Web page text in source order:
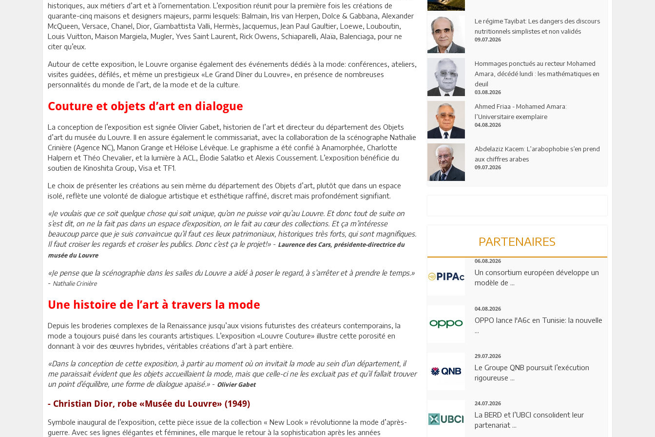
historiques, aux métiers d’art et à l’ornementation. L’exposition réunit pour la première fois les créations de
quarante-cinq maisons et designers majeurs, parmi lesquels: Balmain, Iris van Herpen, Dolce & Gabbana, Alexander
McQueen, Versace, Chanel, Dior, Giambattista Valli, Hermès, Jacquemus, Jean Paul Gaultier, Loewe, Louboutin,
Louis Vuitton, Maison Margiela, Mugler, Yves Saint Laurent, Rick Owens, Schiaparelli, Alaïa, Balenciaga, pour ne
citer qu’eux.
Autour de cette exposition, le Louvre organise également des événements dédiés à la mode: conférences, ateliers,
visites guidées, défilés, et même un prestigieux «Le Grand Dîner du Louvre», en présence de nombreuses
personnalités du monde de l’art, de la mode et de la culture.
Couture et objets d’art en dialogue
La conception de l’exposition est signée Olivier Gabet, historien de l’art et directeur du département des Objets
d’art du musée du Louvre. Il en assure également le commissariat, avec la collaboration de la scénographe Nathalie
Crinière (Agence NC), Manon Grange et Héloïse Lévêque. Le graphisme a été confié à Anamorphée, Charlotte
Halpern et Théo Chevalier, et la lumière à ACL, Élodie Salatko et Alexis Coussement. L’exposition bénéficie du
soutien de Kinoshita Group, Visa et TF1.
Le choix de présenter les créations au sein même du département des Objets d’art, plutôt que dans un espace
isolé, reflète une volonté de dialogue artistique et esthétique raffiné, discret mais profondément signifiant.
«Je voulais que ce soit quelque chose qui soit unique, qu’on ne puisse voir qu’au Louvre. Et donc tout de suite on
s’est dit, on ne la fait pas dans un espace d’exposition, on le fait au cœur des collections. Et ça m’intéresse
beaucoup parce que je suis convaincue qu’il faut ces lieux patrimoniaux, historiques très forts, qui sont magnifiques.
Il faut croiser les regards et croiser les publics. Donc c’est ça le projet!» - Laurence des Cars, présidente-directrice du
musée du Louvre
«Je pense que la scénographie dans les salles du Louvre a aidé à poser le regard, à s’arrêter et à prendre le temps.»
- Nathalie Crinière
Une histoire de l’art à travers la mode
Depuis les broderies complexes de la Renaissance jusqu’aux visions futuristes des créateurs contemporains, la
mode a toujours puisé dans les courants artistiques. L’exposition «Louvre Couture» illustre cette porosité en
donnant à voir des œuvres hybrides, véritables créations d’art à part entière.
«Dans la conception de cette exposition, à partir au moment où on invitait la mode au sein d’un département, il
me paraissait évident que les objets accueillaient la mode, mais que celle-ci ne les excluait pas et qu’il fallait trouver
un point d’équilibre, une forme de dialogue apaisé.» - Olivier Gabet
- Christian Dior, robe «Musée du Louvre» (1949)
Symbole inaugural de l’exposition, cette pièce issue de la collection « New Look » révolutionne la mode d’après-
guerre. Avec ses lignes élégantes et féminines, elle marque le retour à la sophistication après les années
Le régime Tayibat: Les dangers des discours
nutritionnels simplistes et non validés
09.07.2026
Hommages ponctués au recteur Mohamed
Amara, décédé lundi : les mathématiques en
deuil
03.08.2026
Ahmed Friaa - Mohamed Amara:
l’Universitaire exemplaire
04.08.2026
Abdelaziz Kacem: L’arabophobie s’en prend
aux chiffres arabes
09.07.2026
PARTENAIRES
06.08.2026
Un consortium européen développe un
modèle de ...
04.08.2026
OPPO lance l'A6c en Tunisie: la nouvelle
29.07.2026
Le Groupe QNB poursuit l’exécution
rigoureuse ...
24.07.2026
La BERD et l’UBCI consolident leur
partenariat ...